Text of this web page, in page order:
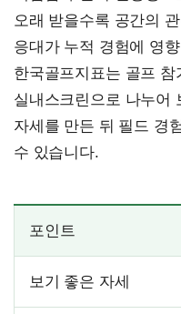
오래 받을수록 공간의
응대가 누적 경험에 영
한국골프지표는 골프
실내스크린으로 나누어
자세를 만든 뒤 필드 경
수 있습니다.
포인트
보기 좋은 자세